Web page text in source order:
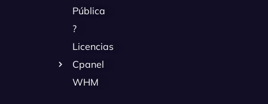
Pública
?
Licencias
Cpanel
WHM